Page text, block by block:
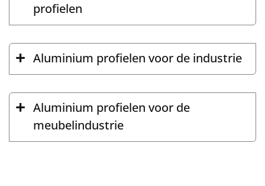
profielen
Aluminium profielen voor de industrie
Aluminium profielen voor de
meubelindustrie